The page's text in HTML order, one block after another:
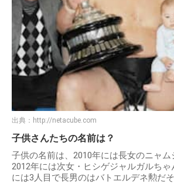
出典： http://netacube.com
子供さんたちの名前は？
子供の名前は、2010年には長女のニャム
2012年には次女・ヒシゲジャルガルち
には3人目で長男のはバトエルデネ勲だそ